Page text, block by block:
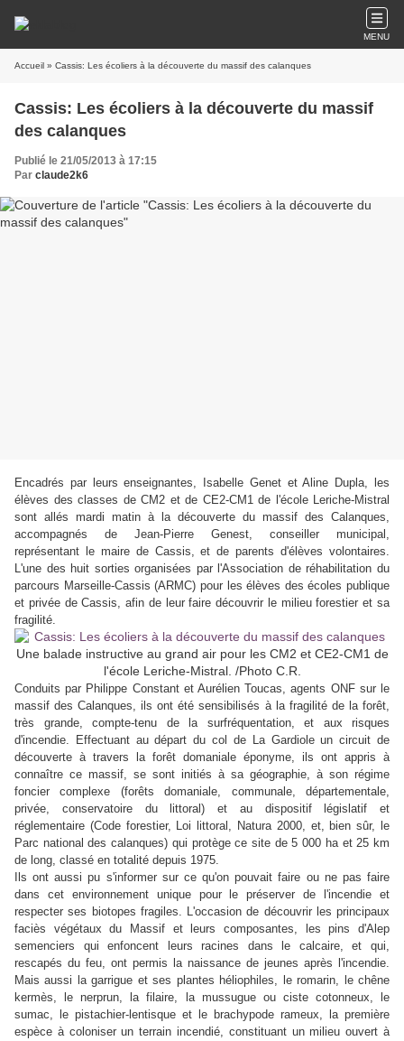
MENU
Accueil » Cassis: Les écoliers à la découverte du massif des calanques
Cassis: Les écoliers à la découverte du massif
des calanques
Publié le 21/05/2013 à 17:15
Par claude2k6
Encadrés par leurs enseignantes, Isabelle Genet et Aline Dupla, les
élèves des classes de CM2 et de CE2-CM1 de l'école Leriche-Mistral
sont allés mardi matin à la découverte du massif des Calanques,
accompagnés de Jean-Pierre Genest, conseiller municipal,
représentant le maire de Cassis, et de parents d'élèves volontaires.
L'une des huit sorties organisées par l'Association de réhabilitation du
parcours Marseille-Cassis (ARMC) pour les élèves des écoles publique
et privée de Cassis, afin de leur faire découvrir le milieu forestier et sa
fragilité.
Une balade instructive au grand air pour les CM2 et CE2-CM1 de
l'école Leriche-Mistral. /Photo C.R.
Conduits par Philippe Constant et Aurélien Toucas, agents ONF sur le
massif des Calanques, ils ont été sensibilisés à la fragilité de la forêt,
très grande, compte-tenu de la surfréquentation, et aux risques
d'incendie. Effectuant au départ du col de La Gardiole un circuit de
découverte à travers la forêt domaniale éponyme, ils ont appris à
connaître ce massif, se sont initiés à sa géographie, à son régime
foncier complexe (forêts domaniale, communale, départementale,
privée, conservatoire du littoral) et au dispositif législatif et
réglementaire (Code forestier, Loi littoral, Natura 2000, et, bien sûr, le
Parc national des calanques) qui protège ce site de 5 000 ha et 25 km
de long, classé en totalité depuis 1975.
Ils ont aussi pu s'informer sur ce qu'on pouvait faire ou ne pas faire
dans cet environnement unique pour le préserver de l'incendie et
respecter ses biotopes fragiles. L'occasion de découvrir les principaux
faciès végétaux du Massif et leurs composantes, les pins d'Alep
semenciers qui enfoncent leurs racines dans le calcaire, et qui,
rescapés du feu, ont permis la naissance de jeunes après l'incendie.
Mais aussi la garrigue et ses plantes héliophiles, le romarin, le chêne
kermès, le nerprun, la filaire, la mussugue ou ciste cotonneux, le
sumac, le pistachier-lentisque et le brachypode rameux, la première
espèce à coloniser un terrain incendié, constituant un milieu ouvert à